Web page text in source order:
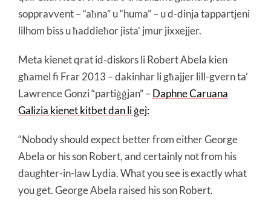
soppravvent – “aħna” u “huma” – u d-dinja tappartjeni
lilhom biss u ħaddieħor jista’ jmur jixxejjer.
Meta kienet qrat id-diskors li Robert Abela kien
għamel fi Frar 2013 – dakinhar li għajjer lill-gvern ta’
Lawrence Gonzi “partiġġjan” –Daphne Caruana
Galizia kienet kitbet dan li ġej:
“Nobody should expect better from either George
Abela or his son Robert, and certainly not from his
daughter-in-law Lydia. What you see is exactly what
you get. George Abela raised his son Robert.